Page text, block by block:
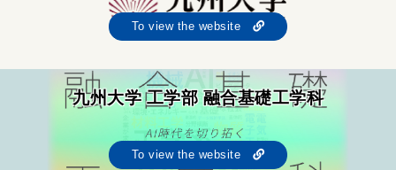
To view the website
九州大学 工学部 融合基礎工学科
To view the website